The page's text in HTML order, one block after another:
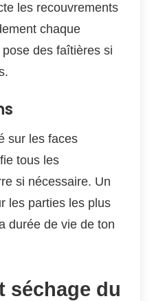
les recouvrements
chaque
des faîtières si
sur les faces
tous les
si nécessaire. Un
les parties les plus
durée de vie de ton
séchage du